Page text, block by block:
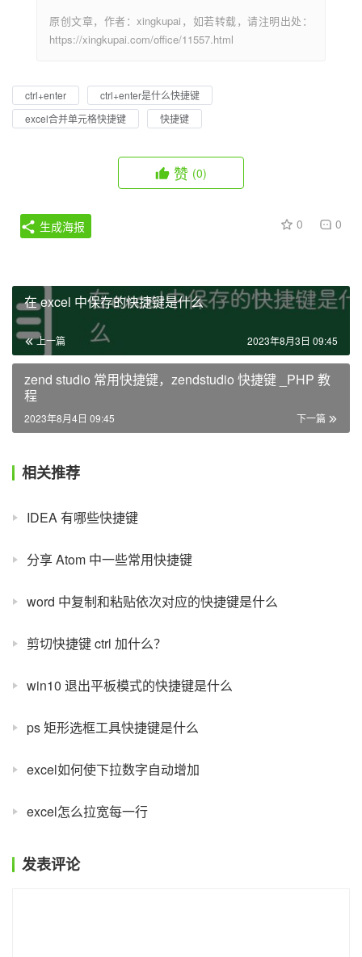
原创文章，作者：xingkupai，如若转载，请注明出处：
https://xingkupai.com/office/11557.html
ctrl+enter
ctrl+enter是什么快捷键
excel合并单元格快捷键
快捷键
赞 (0)
0 0
生成海报
在 excel 中保存的快捷键是什么
上一篇 2023年8月3日 09:45
zend studio 常用快捷键，zendstudio 快捷键 _PHP 教
程
下一篇
2023年8月4日 09:45
相关推荐
IDEA 有哪些快捷键
分享 Atom 中一些常用快捷键
word 中复制和粘贴依次对应的快捷键是什么
剪切快捷键 ctrl 加什么？
win10 退出平板模式的快捷键是什么
ps 矩形选框工具快捷键是什么
excel如何使下拉数字自动增加
excel怎么拉宽每一行
发表评论